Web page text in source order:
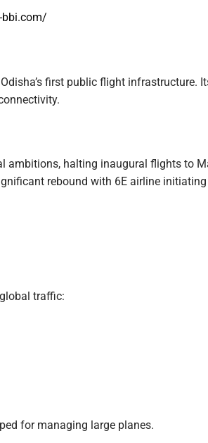
first public flight infrastructure.
ambitions, halting inaugural flights to
rebound with 6E airline
traffic:
for managing large planes.